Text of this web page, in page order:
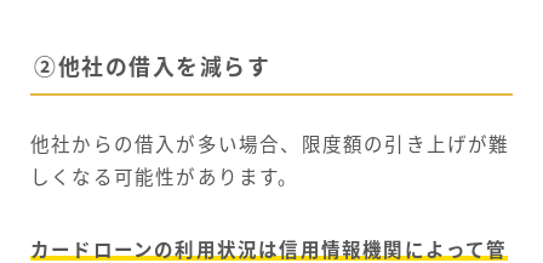
②他社の借入を減らす
他社からの借入が多い場合、限度額の引き上げが難
しくなる可能性があります。
カードローンの利用状況は信用情報機関によって管